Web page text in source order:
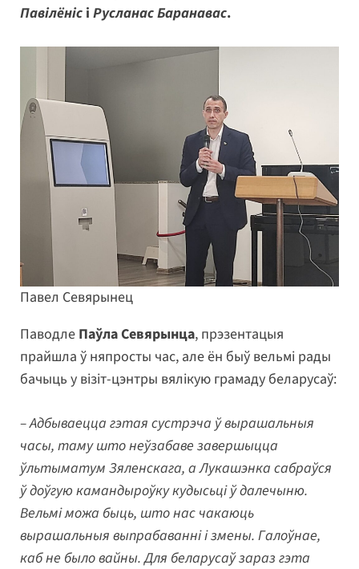
Павілёніс і Русланас Баранавас.
Павел Севярынец
Паводле Паўла Севярынца, прэзентацыя
прайшла ў няпросты час, але ён быў вельмі рады
бачыць у візіт-цэнтры вялікую грамаду беларусаў:
– Адбываецца гэтая сустрэча ў вырашальныя
часы, таму што неўзабаве завершыцца
ўльтыматум Зяленскага, а Лукашэнка сабраўся
ў доўгую камандыроўку кудысьці ў далечыню.
Вельмі можа быць, што нас чакаюць
вырашальныя выпрабаванні і змены. Галоўнае,
каб не было вайны. Для беларусаў зараз гэта